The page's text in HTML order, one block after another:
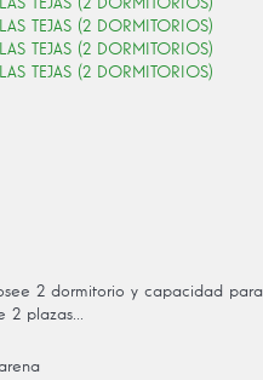
2 dormitorio y capacidad para
2 plazas...